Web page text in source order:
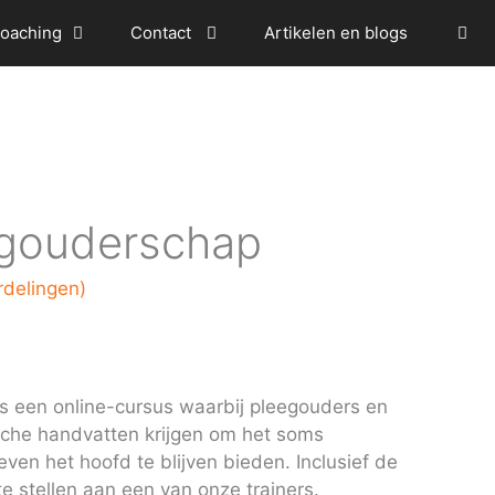
Contact Artikelen en blogs
een online-cursus waarbij pleegouders en
handvatten krijgen om het soms
het hoofd te blijven bieden. Inclusief de
stellen aan een van onze trainers.